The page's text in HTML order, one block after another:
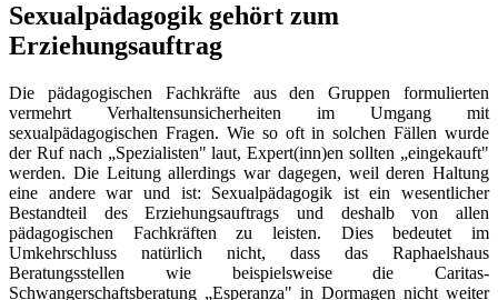
Sexualpädagogik gehört zum
Erziehungsauftrag
Die pädagogischen Fachkräfte aus den Gruppen formulierten
vermehrt Verhaltensunsicherheiten im Umgang mit
sexualpädagogischen Fragen. Wie so oft in solchen Fällen wurde
der Ruf nach „Spezialisten" laut, Expert(inn)en sollten „eingekauft"
werden. Die Leitung allerdings war dagegen, weil deren Haltung
eine andere war und ist: Sexualpädagogik ist ein wesentlicher
Bestandteil des Erziehungsauftrags und deshalb von allen
pädagogischen Fachkräften zu leisten. Dies bedeutet im
Umkehrschluss natürlich nicht, dass das Raphaelshaus
Beratungsstellen wie beispielsweise die Caritas-
Schwangerschaftsberatung „Esperanza" in Dormagen nicht weiter